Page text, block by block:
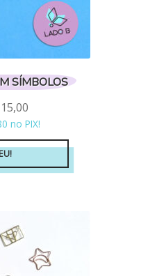
SÍMBOLOS
15,00
no PIX!